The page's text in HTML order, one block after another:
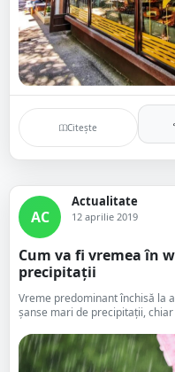
Citește
AC
Actualitate
12 aprilie 2019
Cum va fi vremea în
precipitații
Vreme predominant închisă la
șanse mari de precipitații,